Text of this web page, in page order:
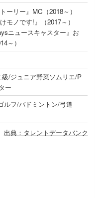
ーリー』MC（2018～）
モノです!』（2017～）
ニュースキャスター』お
～）
/ジュニア野菜ソムリエ/P
ー
ルフ/バドミントン/弓道
出典：タレントデータバンク